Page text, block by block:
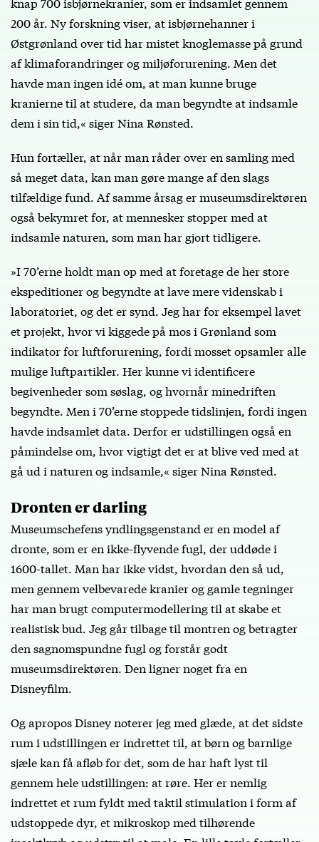
200 år. Ny forskning viser, at isbjørnehanner i
Østgrønland over tid har mistet knoglemasse på grund
af klimaforandringer og miljøforurening. Men det
havde man ingen idé om, at man kunne bruge
kranierne til at studere, da man begyndte at indsamle
dem i sin tid,« siger Nina Rønsted.
Hun fortæller, at når man råder over en samling med
så meget data, kan man gøre mange af den slags
tilfældige fund. Af samme årsag er museumsdirektøren
også bekymret for, at mennesker stopper med at
indsamle naturen, som man har gjort tidligere.
»I 70’erne holdt man op med at foretage de her store
ekspeditioner og begyndte at lave mere videnskab i
laboratoriet, og det er synd. Jeg har for eksempel lavet
et projekt, hvor vi kiggede på mos i Grønland som
indikator for luftforurening, fordi mosset opsamler alle
mulige luftpartikler. Her kunne vi identificere
begivenheder som søslag, og hvornår minedriften
begyndte. Men i 70’erne stoppede tidslinjen, fordi ingen
havde indsamlet data. Derfor er udstillingen også en
påmindelse om, hvor vigtigt det er at blive ved med at
gå ud i naturen og indsamle,« siger Nina Rønsted.
Dronten er darling
Museumschefens yndlingsgenstand er en model af
dronte, som er en ikke-flyvende fugl, der uddøde i
1600-tallet. Man har ikke vidst, hvordan den så ud,
men gennem velbevarede kranier og gamle tegninger
har man brugt computermodellering til at skabe et
realistisk bud. Jeg går tilbage til montren og betragter
den sagnomspundne fugl og forstår godt
museumsdirektøren. Den ligner noget fra en
Disneyfilm.
Og apropos Disney noterer jeg med glæde, at det sidste
rum i udstillingen er indrettet til, at børn og barnlige
sjæle kan få afløb for det, som de har haft lyst til
gennem hele udstillingen: at røre. Her er nemlig
indrettet et rum fyldt med taktil stimulation i form af
udstoppede dyr, et mikroskop med tilhørende